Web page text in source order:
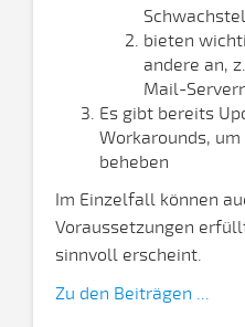
bieten
andere an,
Mail-
Es gibt bereits
Workarounds,
beheben
Im Einzelfall können
Voraussetzungen
sinnvoll erscheint.
Zu den Beiträgen ...